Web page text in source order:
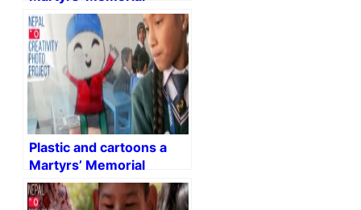
School – Class 6 & 7-
Kathmandu
Plastic and cartoons a
Martyrs’ Memorial
School – Class 4 & 5-
Kathmandu